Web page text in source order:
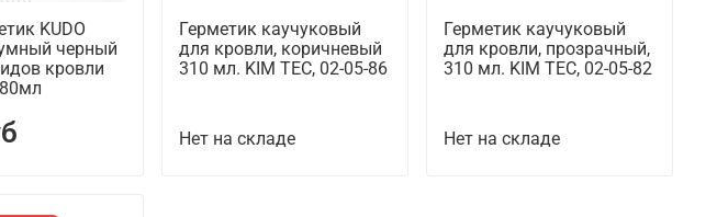
KUDO
черный
кровли
Герметик каучуковый
для кровли, коричневый
310 мл. KIM TEC, 02-05-86
Нет на складе
Герметик каучуковый
для кровли, прозрачный,
310 мл. KIM TEC, 02-05-82
Нет на складе